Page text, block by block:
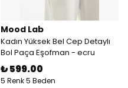
Mood Lab
Kadın Yüksek Bel Cep Detaylı
Bol Paça Eşofman - ecru
₺ 599.00
5 Renk 5 Beden